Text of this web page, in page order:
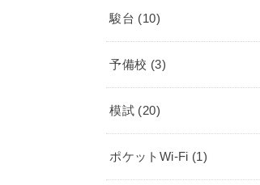
駿台 (10)
予備校 (3)
模試 (20)
ポケットWi-Fi (1)